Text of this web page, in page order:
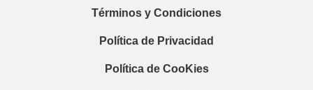
Ver todos los resultados
Términos y Condiciones
Política de Privacidad
Política de CooKies